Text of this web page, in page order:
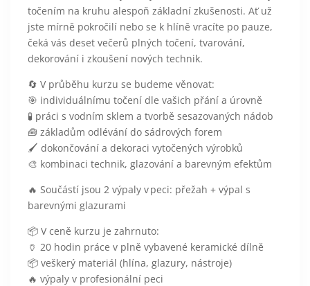
točením na kruhu alespoň základní zkušenosti. Ať už
jste mírně pokročilí nebo se k hlíně vracíte po pauze,
čeká vás deset večerů plných točení, tvarování,
dekorování i zkoušení nových technik.
🔄 V průběhu kurzu se budeme věnovat:
🎯 individuálnímu točení dle vašich přání a úrovně
🧪 práci s vodním sklem a tvorbě sesazovaných nádob
🧰 základům odlévání do sádrových forem
🖌️ dokončování a dekoraci vytočených výrobků
🎨 kombinaci technik, glazování a barevným efektům
🔥 Součástí jsou 2 výpaly v peci: přežah + výpal s
barevnými glazurami
📦 V ceně kurzu je zahrnuto:
🏺 20 hodin práce v plně vybavené keramické dílně
📦 veškerý materiál (hlína, glazury, nástroje)
🔥 výpaly v profesionální peci